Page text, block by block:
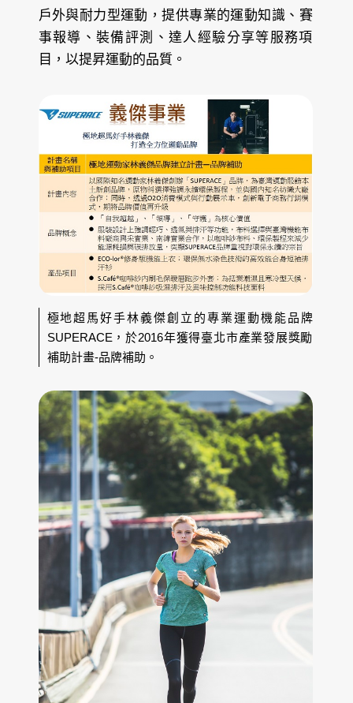
戶外與耐力型運動，提供專業的運動知識、賽
事報導、裝備評測、達人經驗分享等服務項
目，以提昇運動的品質。
極地超馬好手林義傑創立的專業運動機能品牌
SUPERACE，於2016年獲得臺北市產業發展獎勵
補助計畫-品牌補助。